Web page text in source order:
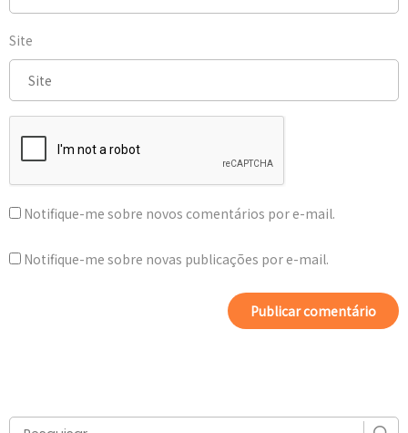
Site
Notifique-me sobre novos comentários por e-mail.
Notifique-me sobre novas publicações por e-mail.